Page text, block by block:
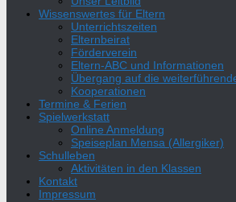
Wissenswertes für Eltern
Unterrichtszeiten
Elternbeirat
Förderverein
Eltern-ABC und Informationen
Übergang auf die
Kooperationen
Termine & Ferien
Spielwerkstatt
Online Anmeldung
Speiseplan Mensa (Allergiker)
Schulleben
Aktivitäten in den Klassen
Kontakt
Impressum